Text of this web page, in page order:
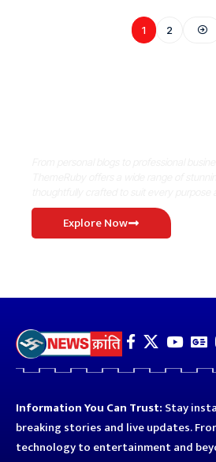
1 2
Explore Now
Information You Can Trust: Stay
breaking stories and live updates.
technology to entertainment and